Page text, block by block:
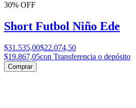
30% OFF
Short Futbol Niño Ede
$31.535,00$22.074,50
$19.867,05con Transferencia o depósito
Comprar